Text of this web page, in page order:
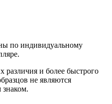
по индивидуальному
различия и более быстрого
не являются